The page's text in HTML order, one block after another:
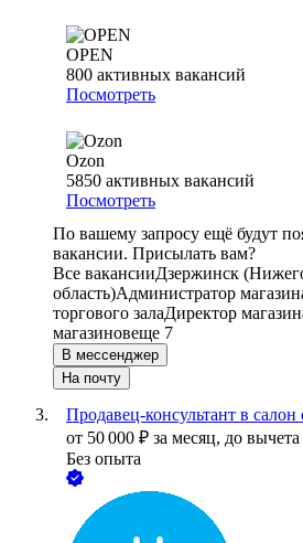
OPEN
800 активных вакансий
Посмотреть
Ozon
5850 активных вакансий
Посмотреть
По вашему запросу ещё будут
вакансии. Присылать вам?
Все вакансииДзержинск
область)Администратор
торгового залаДиректор
магазиновеще 7
В мессенджер
На почту
Продавец-консультант в салон
от 50 000 ₽ за месяц, до
Без опыта